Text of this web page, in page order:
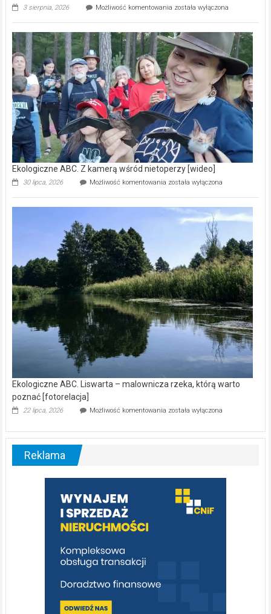
3 sierpnia, 2026 Możliwość komentowania Ekologiczne
–
prawdziwy
skarb
natury
[wideo]
została wyłączona
Ekologiczne ABC. Z kamerą wśród nietoperzy [wideo]
30 lipca, 2026 Możliwość komentowania Ekologiczne
kamerą
wśród
została wyłączona
Ekologiczne ABC. Liswarta – malownicza rzeka, którą warto
poznać [fotorelacja]
22 lipca, 2026 Możliwość komentowania Ekologiczne
–
warto
[fotorelacja]
została wyłączona
Reklama